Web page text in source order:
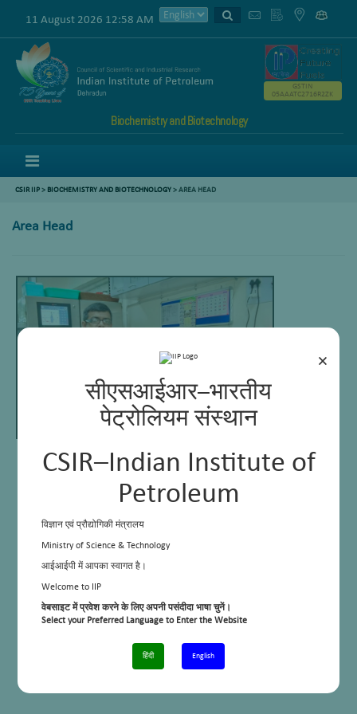
×
सीएसआईआर–भारतीय
पेट्रोलियम संस्थान
CSIR–Indian Institute of
Petroleum
विज्ञान एवं प्रौद्योगिकी मंत्रालय
Ministry of Science & Technology
आईआईपी में आपका स्वागत है।
Welcome to IIP
वेबसाइट में प्रवेश करने के लिए अपनी पसंदीदा भाषा चुनें।
Select your Preferred Language to Enter the Website
हिंदी English
11 August 2026 12:58 AM
Biochemistry and Biotechnology
GSTIN
05AAATC2716R2ZK
CSIR IIP> BIOCHEMISTRY AND BIOTECHNOLOGY>AREA HEAD
Area Head
Dr Debashish Ghosh
Principal Scientist & Head of Area
Associate Professor, Chemical
Sciences, Academy of Innovative &
cHoA, Material Resource Efficiency Division
Personal Webpage: